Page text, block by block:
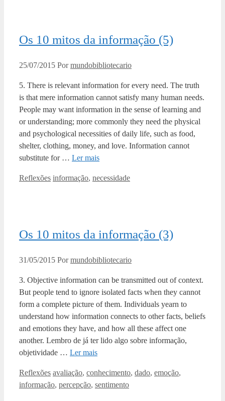
Os 10 mitos da informação (5)
25/07/2015 Pormundobibliotecario
5. There is relevant information for every need. The truth
is that mere information cannot satisfy many human needs.
People may want information in the sense of learning and
or understanding; more commonly they need the physical
and psychological necessities of daily life, such as food,
shelter, clothing, money, and love. Information cannot
substitute for … Ler mais
Categorias
Reflexões Tags
informação, necessidade
Os 10 mitos da informação (3)
31/05/2015 Pormundobibliotecario
3. Objective information can be transmitted out of context.
But people tend to ignore isolated facts when they cannot
form a complete picture of them. Individuals yearn to
understand how information connects to other facts, beliefs
and emotions they have, and how all these affect one
another. Lembro de já ter lido algo sobre informação,
objetividade … Ler mais
Categorias
Reflexões Tags
avaliação, conhecimento, dado, emoção,
informação, percepção, sentimento